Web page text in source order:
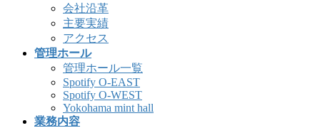
会社沿革
主要実績
アクセス
管理ホール
管理ホール一覧
Spotify O-EAST
Spotify O-WEST
Yokohama mint hall
業務内容